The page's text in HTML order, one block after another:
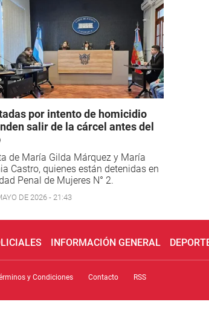
por intento de homicidio
salir de la cárcel antes del
de María Gilda Márquez y María
Castro, quienes están detenidas en
Penal de Mujeres N° 2.
DE 2026 - 21:43
INFORMACIÓN GENERAL
y Condiciones Contacto RSS